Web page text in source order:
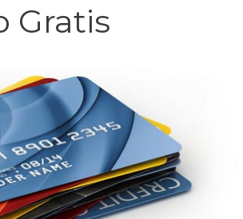
Gratis